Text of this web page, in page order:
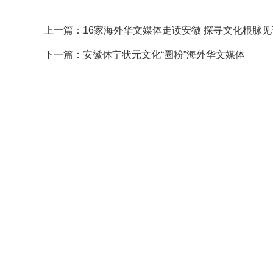
上一篇： 16家海外华文媒体走读安徽 探寻文化根脉
下一篇： 安徽休宁状元文化“圈粉”海外华文媒体